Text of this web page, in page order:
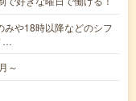
みや18時以降などのシフ
～